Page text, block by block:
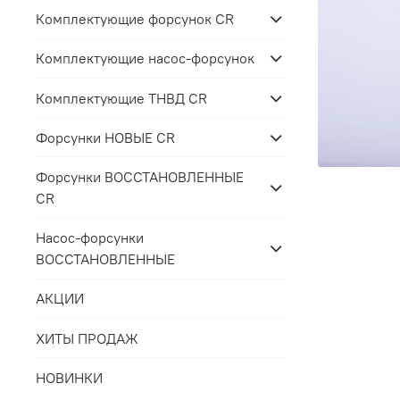
Комплектующие форсунок CR
Комплектующие насос-форсунок
Комплектующие ТНВД CR
Форсунки НОВЫЕ CR
Форсунки ВОССТАНОВЛЕННЫЕ
CR
Насос-форсунки
ВОССТАНОВЛЕННЫЕ
АКЦИИ
ХИТЫ ПРОДАЖ
НОВИНКИ